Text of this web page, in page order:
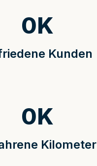
Kunden
0K
Kilometer
0K